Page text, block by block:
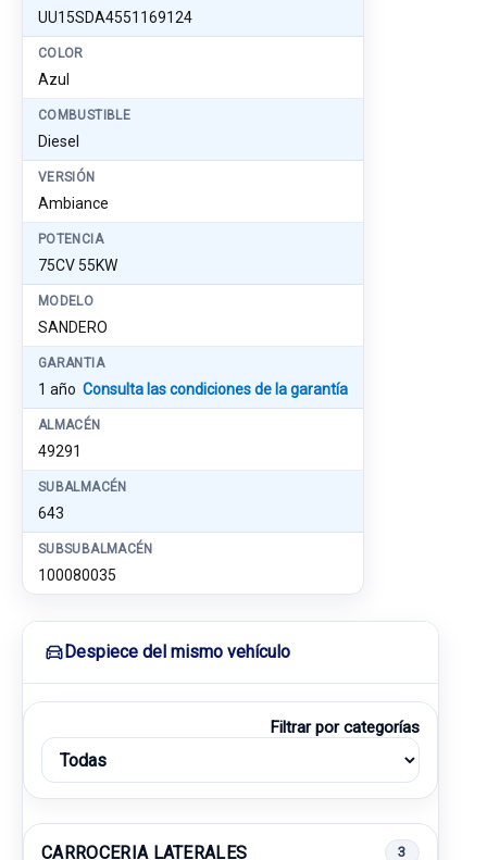
UU15SDA4551169124
COLOR
Azul
COMBUSTIBLE
Diesel
VERSIÓN
Ambiance
POTENCIA
75CV 55KW
MODELO
SANDERO
GARANTIA
1 año Consulta las condiciones de la garantía
ALMACÉN
49291
SUBALMACÉN
643
SUBSUBALMACÉN
100080035
Despiece del mismo vehículo
Filtrar por categorías
CARROCERIA LATERALES 3